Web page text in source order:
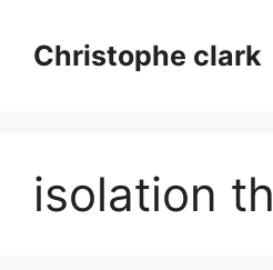
contenuChristophe clark
isolation